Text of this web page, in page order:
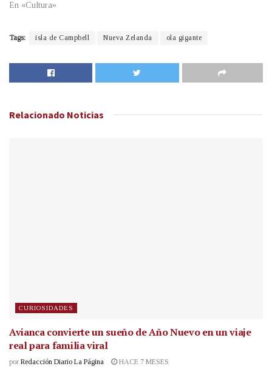
En «Cultura»
Tags: isla de Campbell Nueva Zelanda ola gigante
Relacionado Noticias
CURIOSIDADES
Avianca convierte un sueño de Año Nuevo en un viaje
real para familia viral
por Redacción Diario La Página HACE 7 MESES